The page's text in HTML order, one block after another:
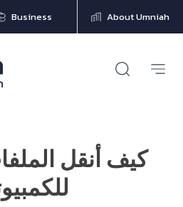
Business About Umniah
كيف أنقل